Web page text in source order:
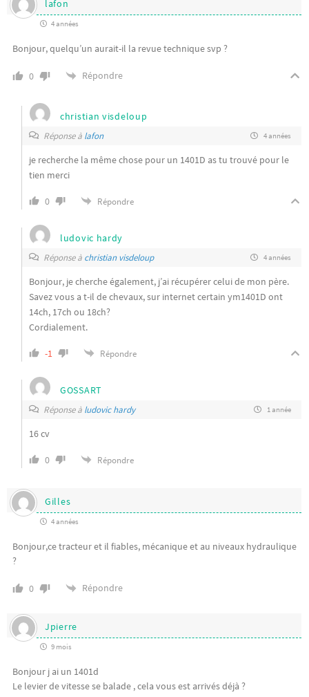
lafon
4 années
Bonjour, quelqu’un aurait-il la revue technique svp ?
0 Répondre
christian visdeloup
Réponse à lafon 4 années
je recherche la même chose pour un 1401D as tu trouvé pour le
tien merci
0 Répondre
ludovic hardy
Réponse à christian visdeloup 4 années
Bonjour, je cherche également, j’ai récupérer celui de mon père.
Savez vous a t-il de chevaux, sur internet certain ym1401D ont
14ch, 17ch ou 18ch?
Cordialement.
-1 Répondre
GOSSART
Réponse à ludovic hardy 1 année
16 cv
0 Répondre
Gilles
4 années
Bonjour,ce tracteur et il fiables, mécanique et au niveaux hydraulique
?
0 Répondre
Jpierre
9 mois
Bonjour j ai un 1401d
Le levier de vitesse se balade , cela vous est arrivés déjà ?